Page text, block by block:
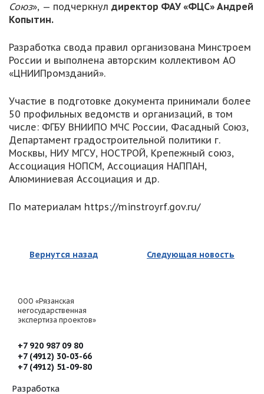
Союз», — подчеркнул директор ФАУ «ФЦС» Андрей
Копытин.
Разработка свода правил организована Минстроем
России и выполнена авторским коллективом АО
«ЦНИИПромзданий».
Участие в подготовке документа принимали более
50 профильных ведомств и организаций, в том
числе: ФГБУ ВНИИПО МЧС России, Фасадный Союз,
Департамент градостроительной политики г.
Москвы, НИУ МГСУ, НОСТРОЙ, Крепежный союз,
Ассоциация НОПСМ, Ассоциация НАППАН,
Алюминиевая Ассоциация и др.
По материалам https://minstroyrf.gov.ru/
Вернутся назад Следующая новость
ООО «Рязанская
негосударственная
экспертиза проектов»
+7 920 987 09 80
+7 (4912) 30-03-66
+7 (4912) 51-09-80
Разработка